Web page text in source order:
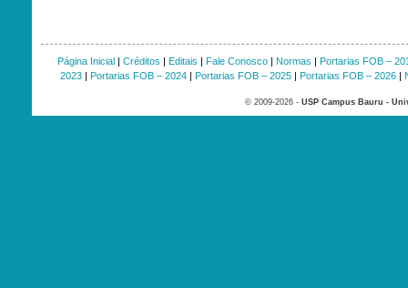
Página Inicial| Créditos | Editais | Fale Conosco| Normas | Portarias FOB –
2023| Portarias FOB – 2024| Portarias FOB – 2025| Portarias FOB – 2026|
© 2009-2026 - USP Campus Bauru -